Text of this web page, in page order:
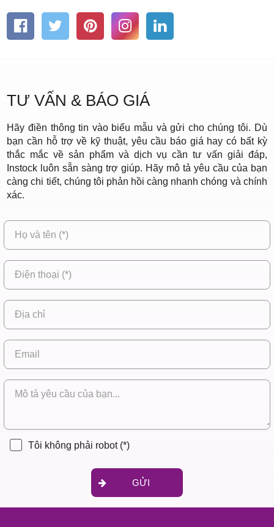
TƯ VẤN & BÁO GIÁ
Hãy điền thông tin vào biểu mẫu và gửi cho chúng tôi. Dù
bạn cần hỗ trợ về kỹ thuật, yêu cầu báo giá hay có bất kỳ
thắc mắc về sản phẩm và dịch vụ cần tư vấn giải đáp,
Instock luôn sẵn sàng trợ giúp. Hãy mô tả yêu cầu của bạn
càng chi tiết, chúng tôi phản hồi càng nhanh chóng và chính
xác.
GỬI
Tôi không phải robot (*)